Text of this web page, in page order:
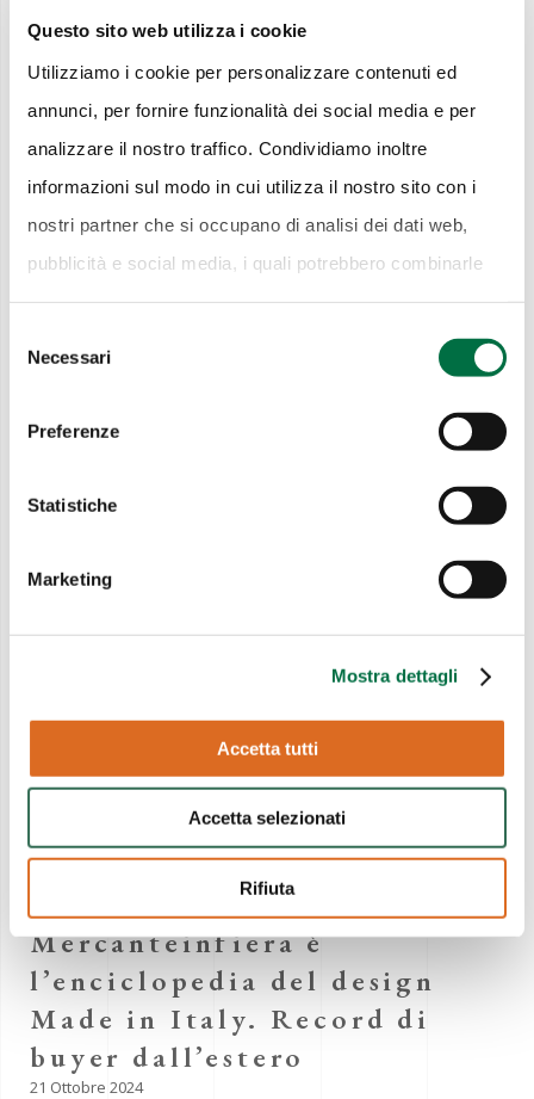
Questo sito web utilizza i cookie
Utilizziamo i cookie per personalizzare contenuti ed
annunci, per fornire funzionalità dei social media e per
analizzare il nostro traffico. Condividiamo inoltre
informazioni sul modo in cui utilizza il nostro sito con i
nostri partner che si occupano di analisi dei dati web,
pubblicità e social media, i quali potrebbero combinarle
con altre informazioni che ha fornito loro o che hanno
Cookie Policy.
delNecessari
Preferenze
Statistiche
Marketing
Mostra dettagli
Accetta tutti
Accetta selezionati
Rifiuta
Tipografia divina, a
Mercanteinfiera in mostra la
Bibbia: storia di un libro
infinito
A Mercanteinfiera la
bellezza italiana conquista
buyer internazionali e nuove
generazioni, il salone chiude
con 55.000 presenze
Ribelle, iconico, immortale:
omaggio ai 90 anni del mito
Elvis Presley
Perdersi tra Elvis, Pinocchio
e chiavi antiche
Mercanteinfiera labirinto di
arte e ingegno
Mercanteinfiera è
l’enciclopedia del design
Made in Italy. Record di
buyer dall’estero
21 Ottobre 2024